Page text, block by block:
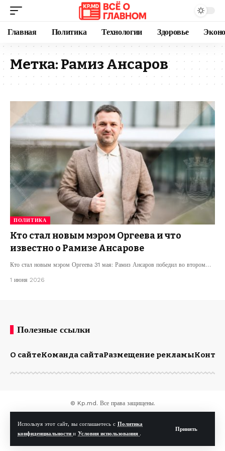
Используя этот сайт, вы соглашаетесь с Политика
конфиденциальности и Условия использования .
Принять
Главная Политика Технологии Здоровье
Метка: Рамиз Ансаров
ПОЛИТИКА
Кто стал новым мэром Оргеева и что
известно о Рамизе Ансарове
Кто стал новым мэром Оргеева 31 мая: Рамиз Ансаров победил во втором…
1 июня 2026
Полезные ссылки
О сайтеКоманда сайтаРазмещение рекламы
© Kp.md. Все права защищены.